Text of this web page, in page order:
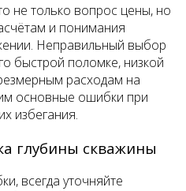
не только вопрос цены, но
и понимания
Неправильный выбор
быстрой поломке, низкой
расходам на
основные ошибки при
избегания.
глубины скважины
всегда уточняйте